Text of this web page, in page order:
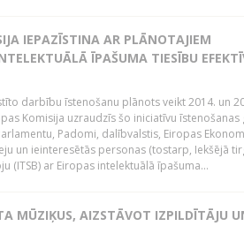
IEPAZĪSTINA AR PLĀNOTAJIEM
ĪPAŠUMA TIESĪBU
darbību īstenošanu plānots veikt 2014. un
Komisija uzraudzīs šo iniciatīvu īstenošanas
Padomi, dalībvalstis, Eiropas
un ieinteresētās personas (tostarp, Iekšējā
(ITSB) ar Eiropas intelektuālā īpašuma...
MŪZIĶUS, AIZSTĀVOT IZPILDĪTĀJU